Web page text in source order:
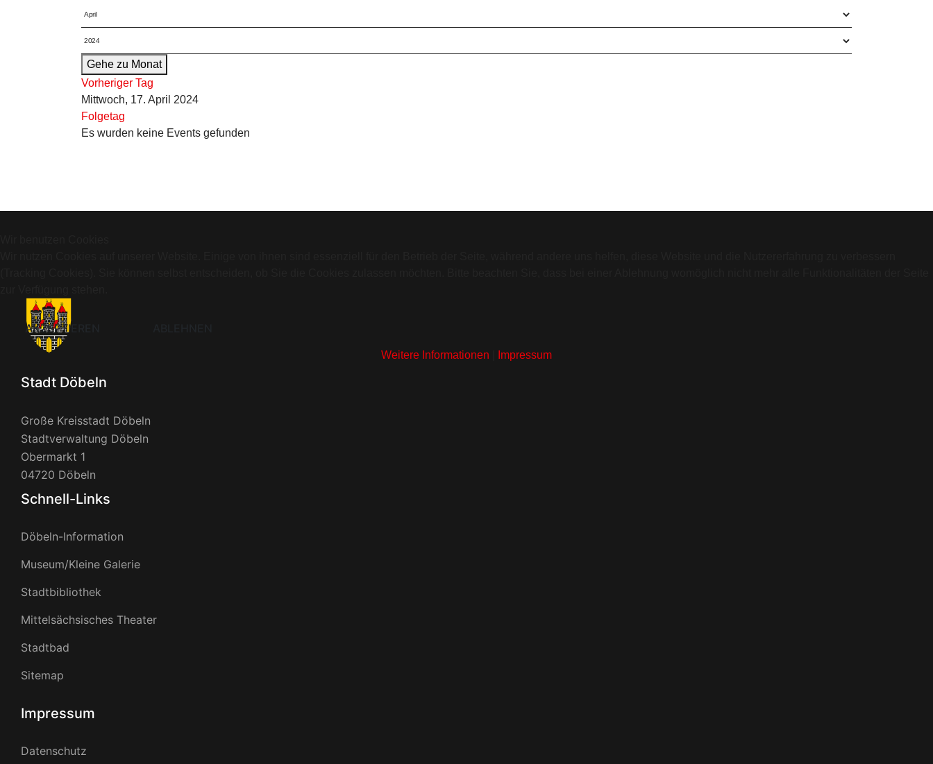
Gehe zu Monat
Vorheriger Tag
Mittwoch, 17. April 2024
Folgetag
Es wurden keine Events gefunden
Stadt Döbeln
Große Kreisstadt Döbeln
Stadtverwaltung Döbeln
Obermarkt 1
04720 Döbeln
Schnell-Links
Döbeln-Information
Museum/Kleine Galerie
Stadtbibliothek
Mittelsächsisches Theater
Stadtbad
Sitemap
Impressum
Datenschutz
AKZEPTIEREN
Weitere Informationen Impressum